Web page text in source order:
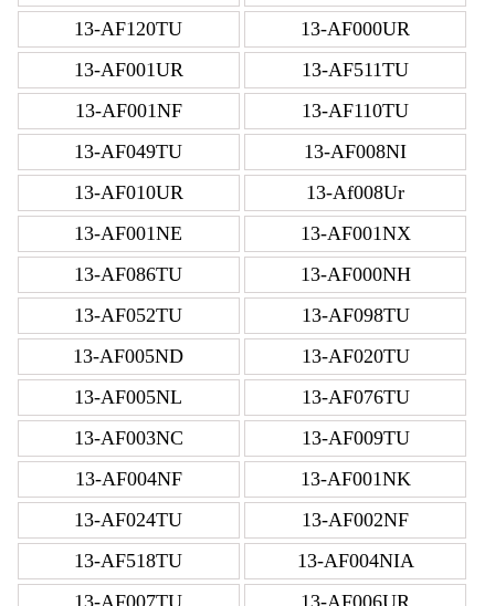
13-AF120TU
13-AF000UR
13-AF001UR
13-AF511TU
13-AF001NF
13-AF110TU
13-AF049TU
13-AF008NI
13-AF010UR
13-Af008Ur
13-AF001NE
13-AF001NX
13-AF086TU
13-AF000NH
13-AF052TU
13-AF098TU
13-AF005ND
13-AF020TU
13-AF005NL
13-AF076TU
13-AF003NC
13-AF009TU
13-AF004NF
13-AF001NK
13-AF024TU
13-AF002NF
13-AF518TU
13-AF004NIA
13-AF007TU
13-AF006UR